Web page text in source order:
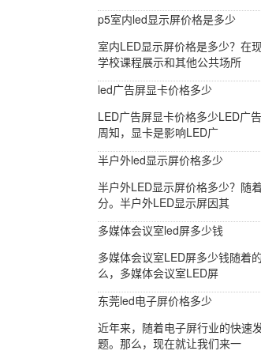
p5室内led显示屏价格是多少
室内LED显示屏价格是多少？在
学校课程展示和其他公共场所
led广告屏显卡价格多少
LED广告屏显卡价格多少LED广
周知，显卡是影响LED广
半户外led显示屏价格多少
半户外LED显示屏价格多少？随
分。半户外LED显示屏因其
多媒体会议室led屏多少钱
多媒体会议室LED屏多少钱随着
么，多媒体会议室LED屏
东莞led电子屏价格多少
近年来，随着电子屏行业的快速
题。那么，现在就让我们来一